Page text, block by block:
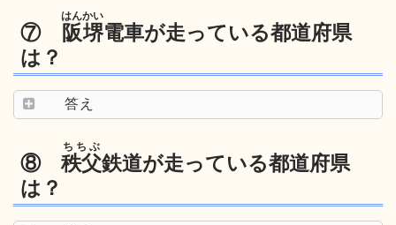
⑦ 阪堺
はんかい
電車が走っている都道府県
は？
答え
⑧ 秩父
ちちぶ
鉄道が走っている都道府県
は？